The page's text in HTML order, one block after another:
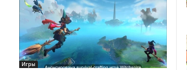
Игры